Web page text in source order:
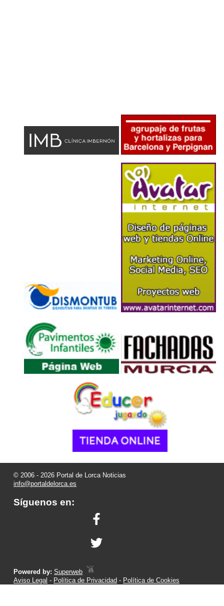
© 2006 - 2026 Portal de Lorca Noticias
info@portaldelorca.es
Síguenos en:
Powered by:Superweb
Aviso Legal - Política de Privacidad - Política de Cookies